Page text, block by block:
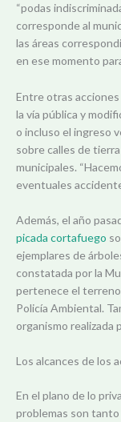
“podas
corresponde al
las áreas
en ese momento
Entre otras acciones
la vía pública y
o incluso el ingreso
sobre calles de
municipales.
eventuales
Además, el año
picada cortafuego
ejemplares de
constatada por la
pertenece el
Policía Ambiental.
organismo realizada
Los alcances de los
En el plano de lo
problemas son tanto